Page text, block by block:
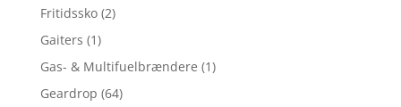
Fritidssko (2)
Gaiters (1)
Gas- & Multifuelbrændere (1)
Geardrop (64)